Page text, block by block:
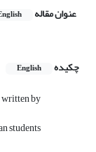
عنوان مقاله
چکیده English
written by
students